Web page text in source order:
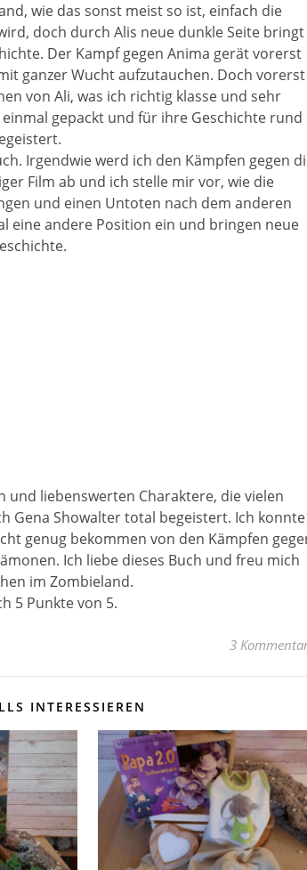
wie das sonst meist so ist, einfach die
doch durch Alis neue dunkle Seite bringt
Der Kampf gegen Anima gerät vorerst
ganzer Wucht aufzutauchen. Doch vorerst
von Ali, was ich richtig klasse und sehr
gepackt und für ihre Geschichte rund
Irgendwie werd ich den Kämpfen gegen
Film ab und ich stelle mir vor, wie die
und einen Untoten nach dem anderen
eine andere Position ein und bringen neue
und liebenswerten Charaktere, die vielen
Gena Showalter total begeistert. Ich konnte
genug bekommen von den Kämpfen
Ich liebe dieses Buch und freu mich
im Zombieland.
5 Punkte von 5.
3
INTERESSIEREN